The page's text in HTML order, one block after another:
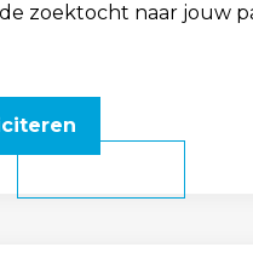
zoektocht naar jouw